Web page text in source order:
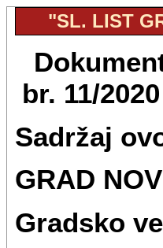
"SL. LIST
br. 11/
Sadržaj
GRAD
Gradsko